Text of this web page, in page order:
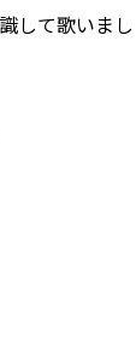
して歌いまし